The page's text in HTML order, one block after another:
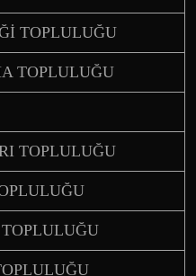
TOPLULUĞU
TOPLULUĞU
TOPLULUĞU